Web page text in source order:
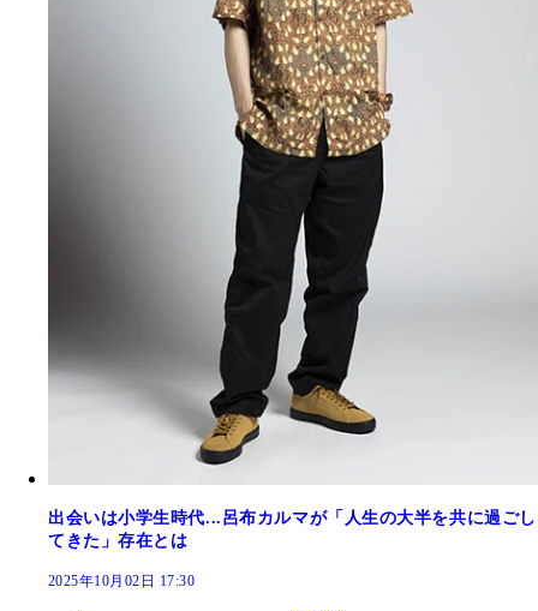
出会いは小学生時代...呂布カルマが「人生の大半を共に過ごし
てきた」存在とは
2025年10月02日 17:30